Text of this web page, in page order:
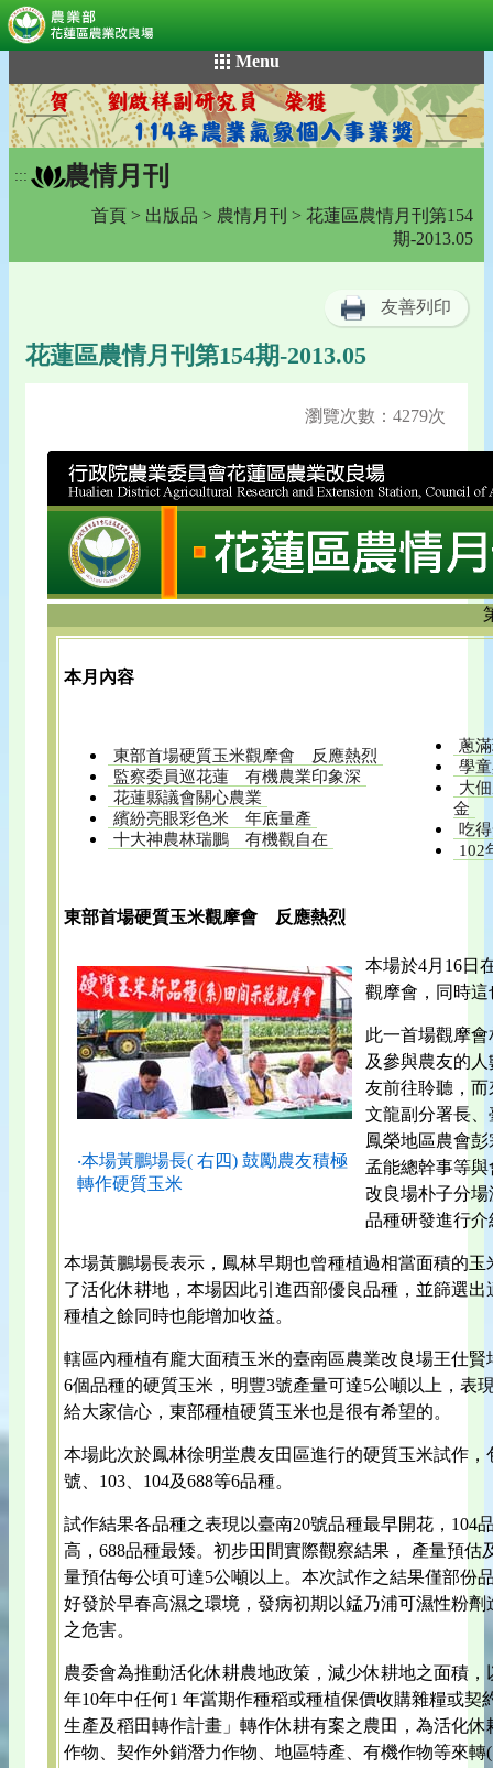
到
主
要
內
容
Menu
::: 農情月刊
首頁 > 出版品 > 農情月刊 > 花蓮區農情月刊第154
期-2013.05
友善列印
花蓮區農情月刊第154期-2013.05
瀏覽次數：4279次
本月內容
東部首場硬質玉米觀摩會 反應熱烈
監察委員巡花蓮 有機農業印象深
花蓮縣議會關心農業
繽紛亮眼彩色米 年底量產
十大神農林瑞鵬 有機觀自在
蔥
學
大
金
吃
102
東部首場硬質玉米觀摩會 反應熱烈
‧本場黃鵬場長( 右四) 鼓勵農友積極
轉作硬質玉米
本場於4月16日
觀摩會，同時
此一首場觀摩
及參與農友的
友前往聆聽，
文龍副分署長
鳳榮地區農會
孟能總幹事等
改良場朴子分
品種研發進行介
本場黃鵬場長表示，鳳林早期也曾種植過相當面積的
了活化休耕地，本場因此引進西部優良品種，並篩選
種植之餘同時也能增加收益。
轄區內種植有龐大面積玉米的臺南區農業改良場王仕
6個品種的硬質玉米，明豐3號產量可達5公噸以上，表
給大家信心，東部種植硬質玉米也是很有希望的。
本場此次於鳳林徐明堂農友田區進行的硬質玉米試作，
號、103、104及688等6品種。
試作結果各品種之表現以臺南20號品種最早開花，104
高，688品種最矮。初步田間實際觀察結果， 產量預估
量預估每公頃可達5公噸以上。本次試作之結果僅部份
好發於早春高濕之環境，發病初期以錳乃浦可濕性粉
之危害。
農委會為推動活化休耕農地政策，減少休耕地之面積
年10年中任何1 年當期作種稻或種植保價收購雜糧或契
生產及稻田轉作計畫」轉作休耕有案之農田，為活化
作物、契作外銷潛力作物、地區特產、有機作物等來